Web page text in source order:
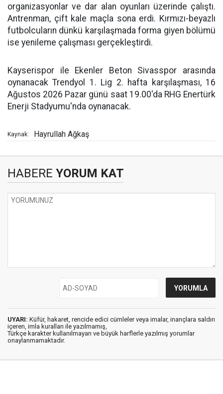
organizasyonlar ve dar alan oyunları üzerinde çalıştı.
Antrenman, çift kale maçla sona erdi. Kırmızı-beyazlı
futbolcuların dünkü karşılaşmada forma giyen bölümü
ise yenileme çalışması gerçekleştirdi.
Kayserispor ile Ekenler Beton Sivasspor arasında
oynanacak Trendyol 1. Lig 2. hafta karşılaşması, 16
Ağustos 2026 Pazar günü saat 19.00'da RHG Enertürk
Enerji Stadyumu'nda oynanacak.
Kaynak: Hayrullah Ağkaş
HABERE YORUM KAT
UYARI: Küfür, hakaret, rencide edici cümleler veya imalar, inançlara saldırı
içeren, imla kuralları ile yazılmamış,
Türkçe karakter kullanılmayan ve büyük harflerle yazılmış yorumlar
onaylanmamaktadır.